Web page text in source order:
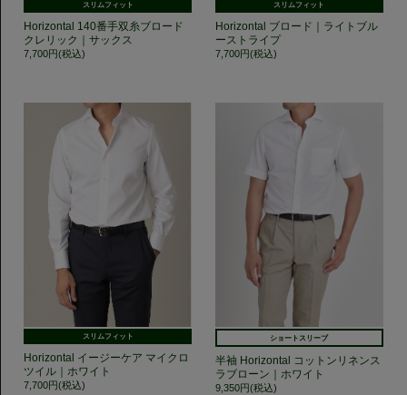
スリムフィット
Horizontal 140番手双糸ブロード
クレリック｜サックス
7,700円(税込)
スリムフィット
Horizontal ブロード｜ライトブル
ーストライプ
7,700円(税込)
スリムフィット
Horizontal イージーケア マイクロ
ツイル｜ホワイト
7,700円(税込)
ショートスリーブ
半袖 Horizontal コットンリネンス
ラブローン｜ホワイト
9,350円(税込)